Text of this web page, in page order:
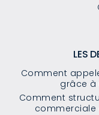
LES
Comment
grâce à
Comment
commerciale